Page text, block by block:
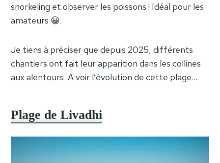
snorkeling et observer les poissons ! Idéal pour les
amateurs 😀.
Je tiens à préciser que depuis 2025, différents
chantiers ont fait leur apparition dans les collines
aux alentours. A voir l’évolution de cette plage…
Plage de Livadhi